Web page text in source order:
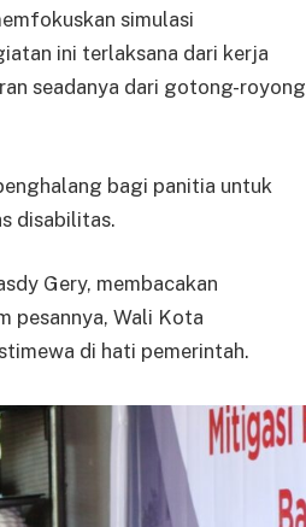
simulasi
ini terlaksana dari kerja
seadanya dari gotong-royong
bagi panitia untuk
disabilitas.
Gery, membacakan
pesannya, Wali Kota
di hati pemerintah.